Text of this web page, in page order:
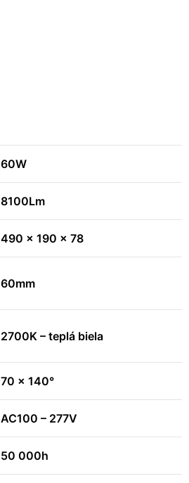
60W
8100Lm
490 x 190 x 78
60mm
2700K – teplá biela
70 x 140°
AC100 – 277V
50 000h